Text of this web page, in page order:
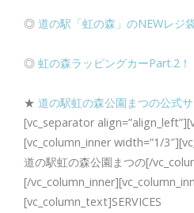
◎ 道の駅「虹の森」のNEWレジ
◎ 虹の森ラッピングカーPart.2！
★ 道の駅虹の森公園まつの公式サ
[vc_separator
[vc_column_inner width=”1/
道の駅虹の森公園まつの[/
[/
[vc_column_text]SERVICES